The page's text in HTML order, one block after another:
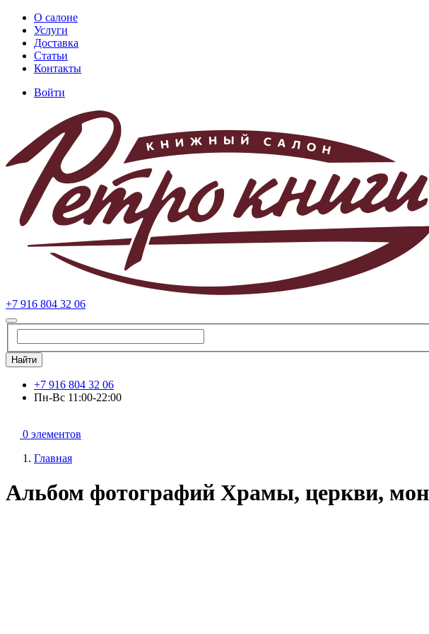
Перейти
основному
содержанию
Основная
навигация
О салоне
Услуги
Доставка
Статьи
Контакты
учётной
записи
пользователя
Войти
+7 916 804 32 06
Найти
+7 916 804 32 06
Пн-Вс 11:00-22:00
0 элементов
Главная
Альбом фотографий Храмы, церкви,